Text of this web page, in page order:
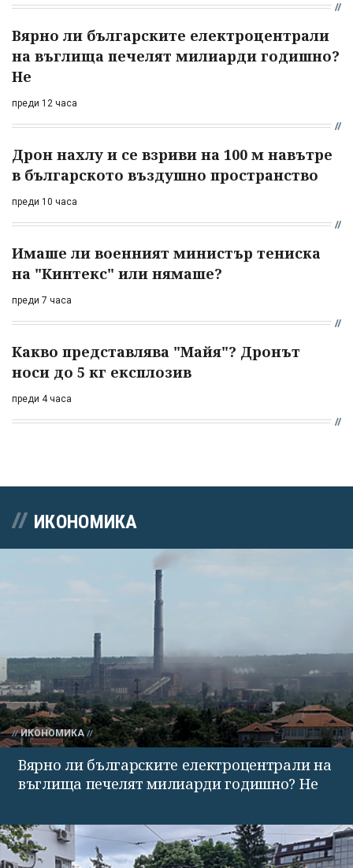
Вярно ли българските електроцентрали
на въглища печелят милиарди годишно?
Не
преди 12 часа
Дрон нахлу и се взриви на 100 м навътре
в българското въздушно пространство
преди 10 часа
Имаше ли военният министър тениска
на "Кинтекс" или нямаше?
преди 7 часа
Какво представлява "Майя"? Дронът
носи до 5 кг експлозив
преди 4 часа
ИКОНОМИКА
ИКОНОМИКА
Вярно ли българските електроцентрали на
въглища печелят милиарди годишно? Не